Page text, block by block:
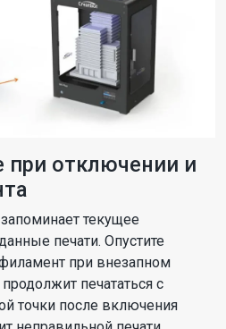
при отключении и
текущее
печати. Опустите
при внезапном
печататься с
точки после включения